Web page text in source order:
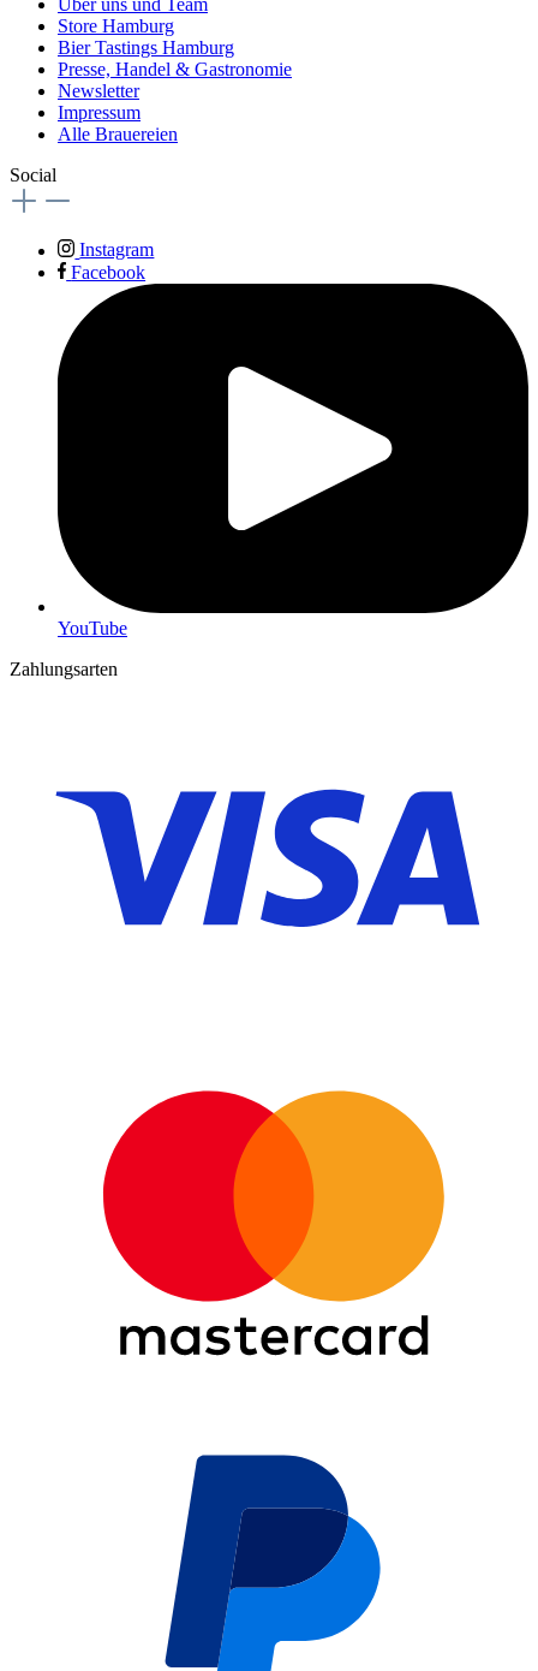
Über uns und Team
Store Hamburg
Bier Tastings Hamburg
Presse, Handel & Gastronomie
Newsletter
Impressum
Alle Brauereien
Social
Instagram
Facebook
YouTube
Zahlungsarten